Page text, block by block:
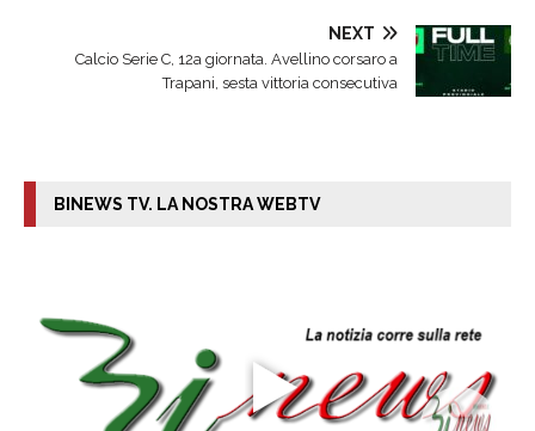
NEXT
Calcio Serie C, 12a giornata. Avellino corsaro a
Trapani, sesta vittoria consecutiva
BINEWS TV. LA NOSTRA WEBTV